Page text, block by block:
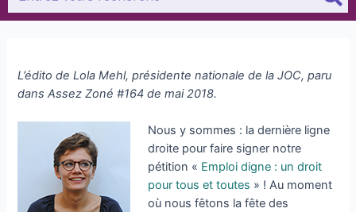
L’édito de Lola Mehl, présidente nationale de la JOC, paru
dans Assez Zoné #164 de mai 2018.
Nous y sommes : la dernière ligne
droite pour faire signer notre
pétition « Emploi digne : un droit
pour tous et toutes » ! Au moment
où nous fêtons la fête des